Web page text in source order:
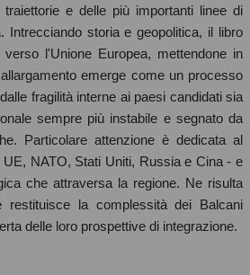
e delle più importanti linee di
Intrecciando storia e geopolitica, il libro
l'Unione Europea, mettendone in
emerge come un processo
fragilità interne ai paesi candidati sia
sempre più instabile e segnato da
Particolare attenzione è dedicata al
NATO, Stati Uniti, Russia e Cina - e
che attraversa la regione. Ne risulta
restituisce la complessità dei Balcani
delle loro prospettive di integrazione.